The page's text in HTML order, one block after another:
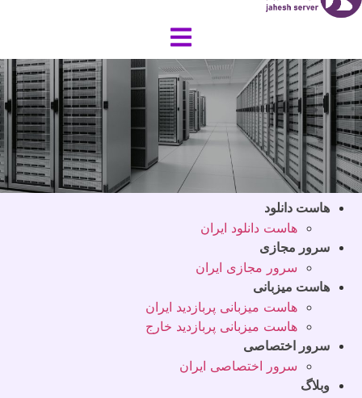
هاست دانلود
هاست دانلود ایران
سرور مجازی
سرور مجازی ایران
هاست میزبانی
هاست میزبانی پربازدید ایران
هاست میزبانی پربازدید خارج
سرور اختصاصی
سرور اختصاصی ایران
وبلاگ